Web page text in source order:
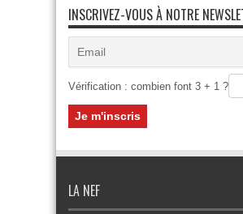
INSCRIVEZ-VOUS À NOTRE
Vérification : combien font 3 + 1 ?
LA NEF